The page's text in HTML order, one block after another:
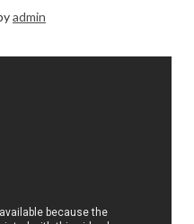
admin